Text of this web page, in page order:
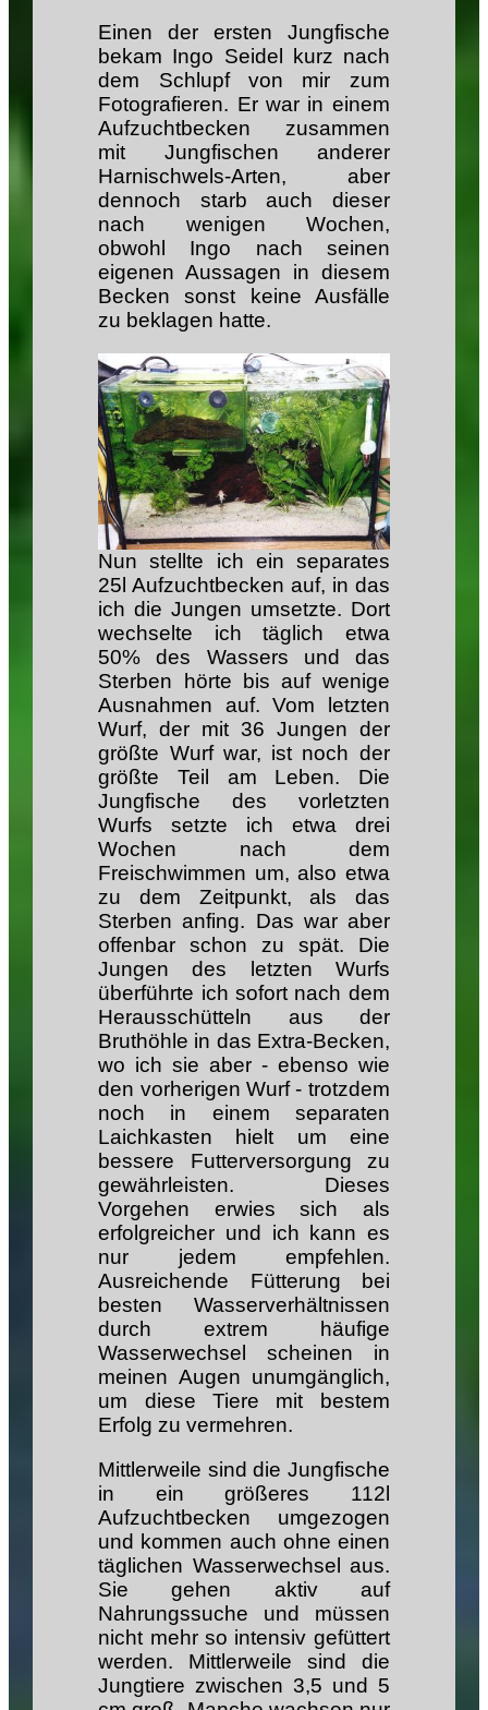
Einen der ersten Jungfische
bekam Ingo Seidel kurz nach
dem Schlupf von mir zum
Fotografieren. Er war in einem
Aufzuchtbecken zusammen
mit Jungfischen anderer
Harnischwels-Arten, aber
dennoch starb auch dieser
nach wenigen Wochen,
obwohl Ingo nach seinen
eigenen Aussagen in diesem
Becken sonst keine Ausfälle
zu beklagen hatte.
Nun stellte ich ein separates
25l Aufzuchtbecken auf, in das
ich die Jungen umsetzte. Dort
wechselte ich täglich etwa
50% des Wassers und das
Sterben hörte bis auf wenige
Ausnahmen auf. Vom letzten
Wurf, der mit 36 Jungen der
größte Wurf war, ist noch der
größte Teil am Leben. Die
Jungfische des vorletzten
Wurfs setzte ich etwa drei
Wochen nach dem
Freischwimmen um, also etwa
zu dem Zeitpunkt, als das
Sterben anfing. Das war aber
offenbar schon zu spät. Die
Jungen des letzten Wurfs
überführte ich sofort nach dem
Herausschütteln aus der
Bruthöhle in das Extra-Becken,
wo ich sie aber - ebenso wie
den vorherigen Wurf - trotzdem
noch in einem separaten
Laichkasten hielt um eine
bessere Futterversorgung zu
gewährleisten. Dieses
Vorgehen erwies sich als
erfolgreicher und ich kann es
nur jedem empfehlen.
Ausreichende Fütterung bei
besten Wasserverhältnissen
durch extrem häufige
Wasserwechsel scheinen in
meinen Augen unumgänglich,
um diese Tiere mit bestem
Erfolg zu vermehren.
Mittlerweile sind die Jungfische
in ein größeres 112l
Aufzuchtbecken umgezogen
und kommen auch ohne einen
täglichen Wasserwechsel aus.
Sie gehen aktiv auf
Nahrungssuche und müssen
nicht mehr so intensiv gefüttert
werden. Mittlerweile sind die
Jungtiere zwischen 3,5 und 5